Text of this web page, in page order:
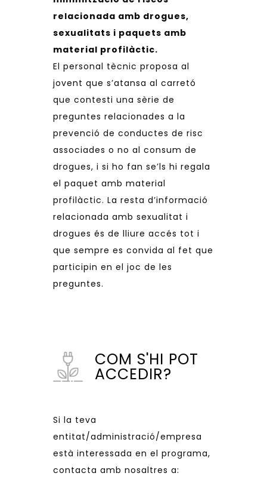
relacionada amb drogues,
sexualitats i paquets amb
material profilàctic.
El personal tècnic proposa al
jovent que s’atansa al carretó
que contesti una sèrie de
preguntes relacionades a la
prevenció de conductes de risc
associades o no al consum de
drogues, i si ho fan se’ls hi regala
el paquet amb material
profilàctic. La resta d’informació
relacionada amb sexualitat i
drogues és de lliure accés tot i
que sempre es convida al fet que
participin en el joc de les
preguntes.
COM S'HI POT
ACCEDIR?
Si la teva
entitat/administració/empresa
està interessada en el programa,
contacta amb nosaltres a: